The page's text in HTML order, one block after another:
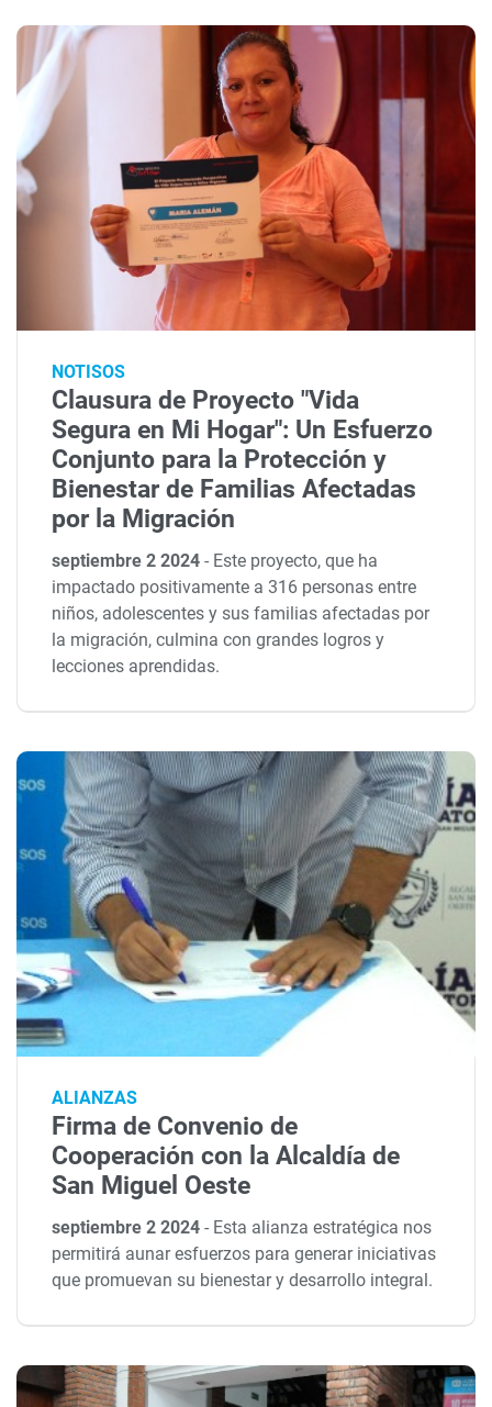
NOTISOS
Clausura de Proyecto "Vida
Segura en Mi Hogar": Un Esfuerzo
Conjunto para la Protección y
Bienestar de Familias Afectadas
por la Migración
septiembre 2 2024- Este proyecto, que ha
impactado positivamente a 316 personas entre
niños, adolescentes y sus familias afectadas por
la migración, culmina con grandes logros y
lecciones aprendidas.
ALIANZAS
Firma de Convenio de
Cooperación con la Alcaldía de
San Miguel Oeste
septiembre 2 2024- Esta alianza estratégica nos
permitirá aunar esfuerzos para generar iniciativas
que promuevan su bienestar y desarrollo integral.